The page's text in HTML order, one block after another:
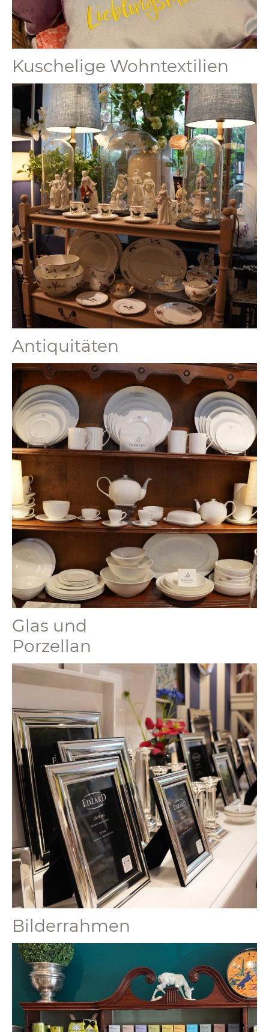
Kuschelige Wohntextilien
Antiquitäten
Glas und
Porzellan
Bilderrahmen